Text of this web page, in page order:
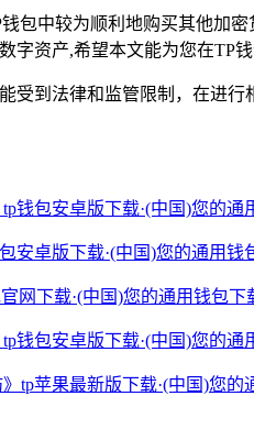
包中较为顺利地购买其他加
字资产,希望本文能为您在TP
受到法律和监管限制，在进
tp钱包安卓版下载·(中国)您的通
安卓版下载·(中国)您的通用钱
网下载·(中国)您的通用钱包下
tp钱包安卓版下载·(中国)您的通
》tp苹果最新版下载·(中国)您的